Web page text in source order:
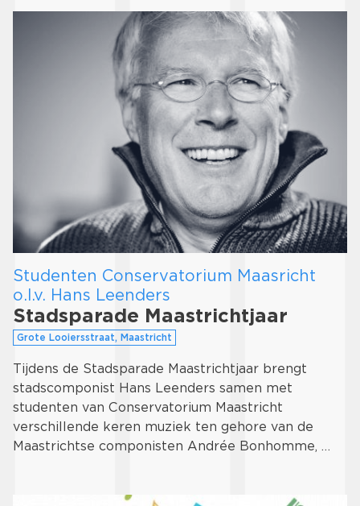
Studenten Conservatorium Maasricht
o.l.v. Hans Leenders
Stadsparade Maastrichtjaar
Grote Looiersstraat, Maastricht
Tijdens de Stadsparade Maastrichtjaar brengt
stadscomponist Hans Leenders samen met
studenten van Conservatorium Maastricht
verschillende keren muziek ten gehore van de
Maastrichtse componisten Andrée Bonhomme, …